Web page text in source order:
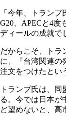
「今年、トラン
G20、APECと4度
ディールの成就で
だからこそ、トラ
に、『台湾関連の
注文をつけたとい
トランプ氏は、
る。今では日本が
ど望めないと、高